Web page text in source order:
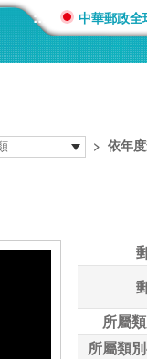
::: 中華郵政全
> 依年
所屬
所屬類